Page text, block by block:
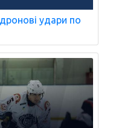
дронові удари по